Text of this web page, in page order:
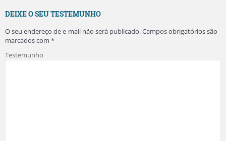
DEIXE O SEU TESTEMUNHO
O seu endereço de e-mail não será publicado.Campos obrigatórios são
marcados com *
Testemunho